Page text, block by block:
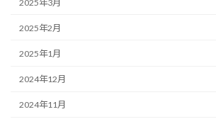
2025年3月
2025年2月
2025年1月
2024年12月
2024年11月